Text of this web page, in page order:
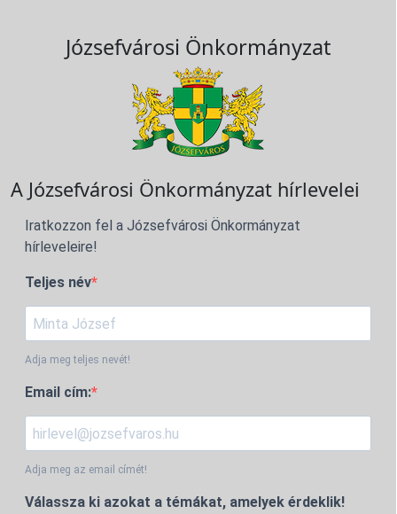
Józsefvárosi Önkormányzat
A Józsefvárosi Önkormányzat hírlevelei
Iratkozzon fel a Józsefvárosi Önkormányzat
hírleveleire!
Teljes név
Adja meg teljes nevét!
Email cím:
Adja meg az email címét!
Válassza ki azokat a témákat, amelyek érdeklik!